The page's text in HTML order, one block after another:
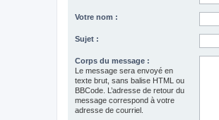
Votre nom :
Sujet :
Corps du message :
Le message sera envoyé en
texte brut, sans balise HTML ou
BBCode. L’adresse de retour du
message correspond à votre
adresse de courriel.